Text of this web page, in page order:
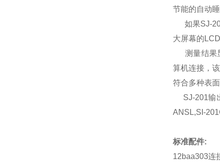
节能的自动
如果SJ-
大屏幕的
测量结果显
算机连接，
符合多种表
SJ-201输
ANSL,SI-
标准配件:
12baa303连